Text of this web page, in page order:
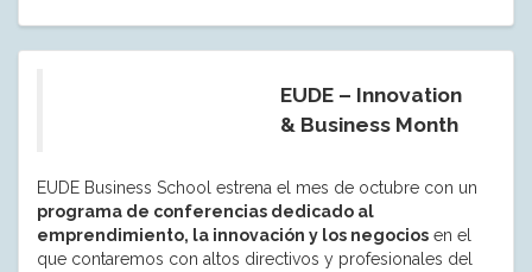
EUDE – Innovation
& Business Month
EUDE Business School estrena el mes de octubre con un
programa de conferencias dedicado al
emprendimiento, la innovación y los negocios en el
que contaremos con altos directivos y profesionales del